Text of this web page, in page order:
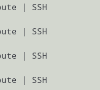
compute | SSH
compute | SSH
compute | SSH
compute | SSH